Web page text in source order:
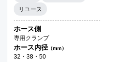
リユース
ホース側
専用クランプ
ホース内径（mm）
32・38・50